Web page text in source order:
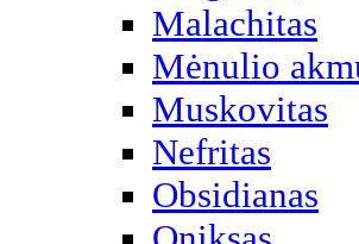
Malachitas
Mėnulio
Muskovitas
Nefritas
Obsidianas